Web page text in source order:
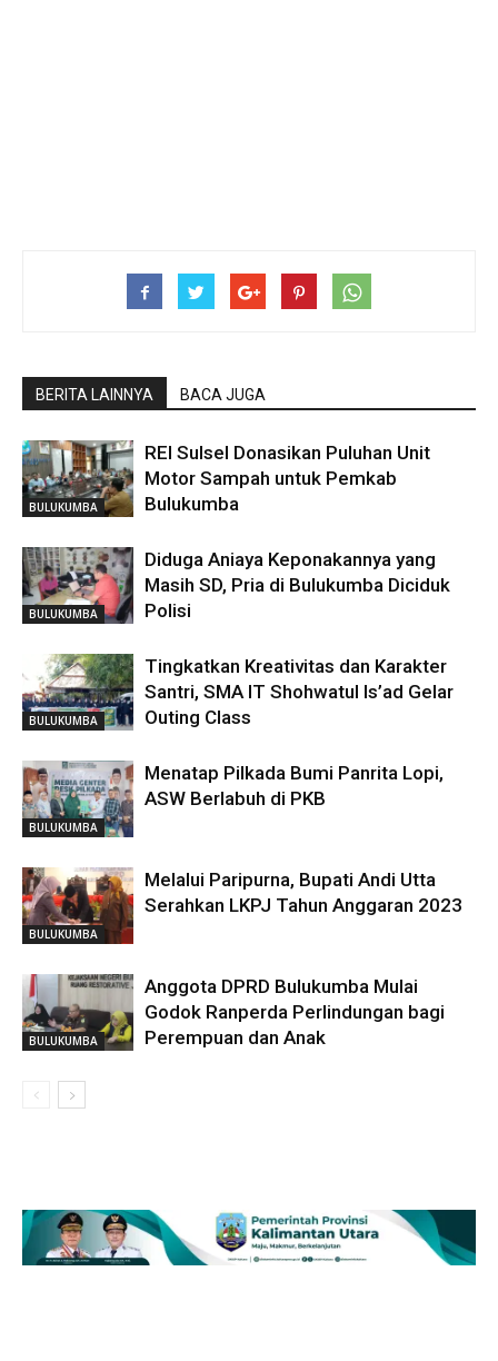
BERITA LAINNYA BACA JUGA
BULUKUMBA
REI Sulsel Donasikan Puluhan Unit
Motor Sampah untuk Pemkab
Bulukumba
BULUKUMBA
Diduga Aniaya Keponakannya yang
Masih SD, Pria di Bulukumba Diciduk
Polisi
BULUKUMBA
Tingkatkan Kreativitas dan Karakter
Santri, SMA IT Shohwatul Is’ad Gelar
Outing Class
BULUKUMBA
Menatap Pilkada Bumi Panrita Lopi,
ASW Berlabuh di PKB
BULUKUMBA
Melalui Paripurna, Bupati Andi Utta
Serahkan LKPJ Tahun Anggaran 2023
BULUKUMBA
Anggota DPRD Bulukumba Mulai
Godok Ranperda Perlindungan bagi
Perempuan dan Anak